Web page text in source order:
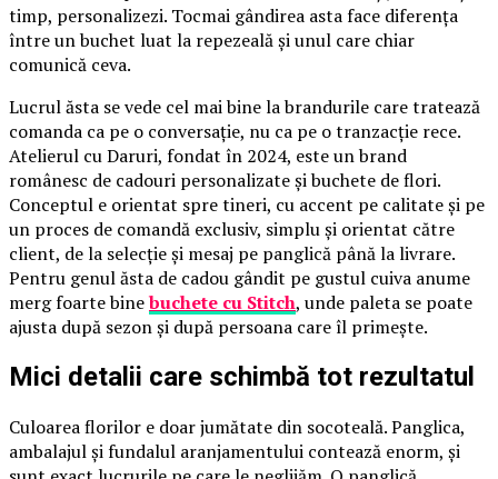
timp, personalizezi. Tocmai gândirea asta face diferența
între un buchet luat la repezeală și unul care chiar
comunică ceva.
Lucrul ăsta se vede cel mai bine la brandurile care tratează
comanda ca pe o conversație, nu ca pe o tranzacție rece.
Atelierul cu Daruri, fondat în 2024, este un brand
românesc de cadouri personalizate și buchete de flori.
Conceptul e orientat spre tineri, cu accent pe calitate și pe
un proces de comandă exclusiv, simplu și orientat către
client, de la selecție și mesaj pe panglică până la livrare.
Pentru genul ăsta de cadou gândit pe gustul cuiva anume
merg foarte binebuchete cu Stitch, unde paleta se poate
ajusta după sezon și după persoana care îl primește.
Mici detalii care schimbă tot rezultatul
Culoarea florilor e doar jumătate din socoteală. Panglica,
ambalajul și fundalul aranjamentului contează enorm, și